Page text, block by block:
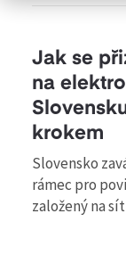
Jak se
na
krokem
Slovensko
rámec pro
založený na